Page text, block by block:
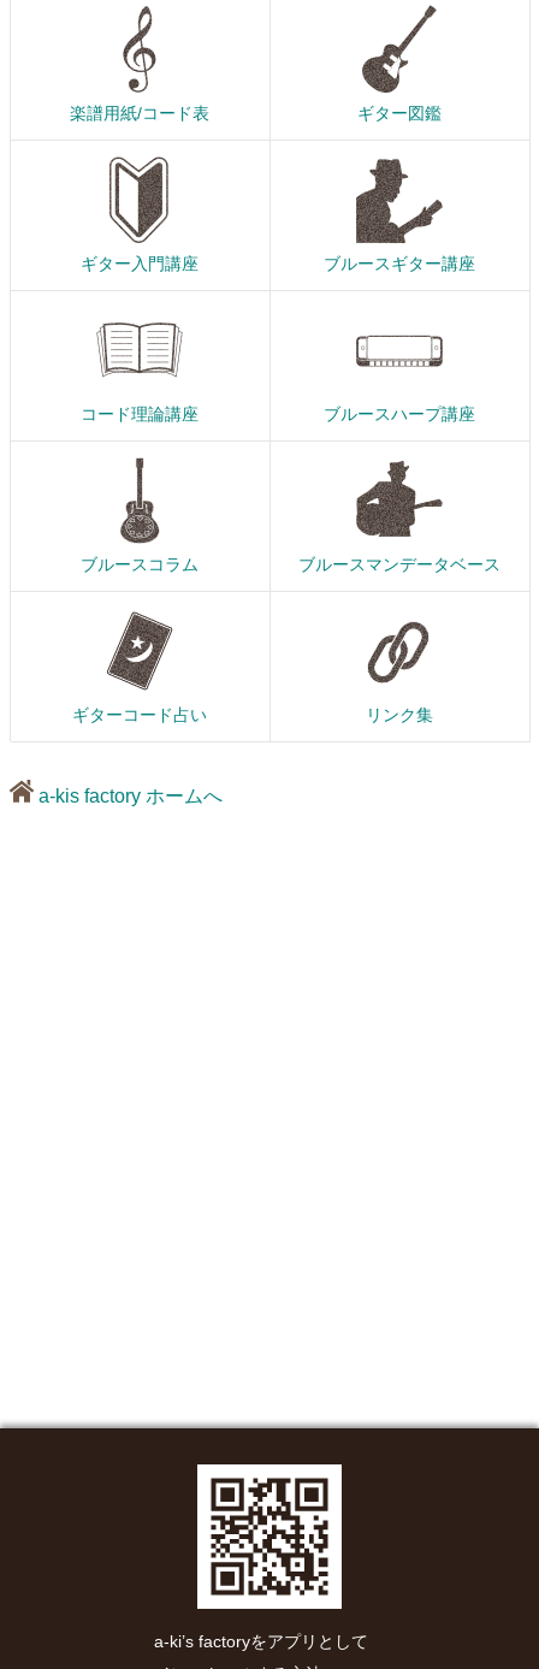
楽譜用紙/コード表 ギター図鑑
ギター入門講座 ブルースギター講座
コード理論講座 ブルースハープ講座
ブルースコラム ブルースマンデータベース
ギターコード占い リンク集
a-kis factory ホームへ
a-ki’s factoryをアプリとして